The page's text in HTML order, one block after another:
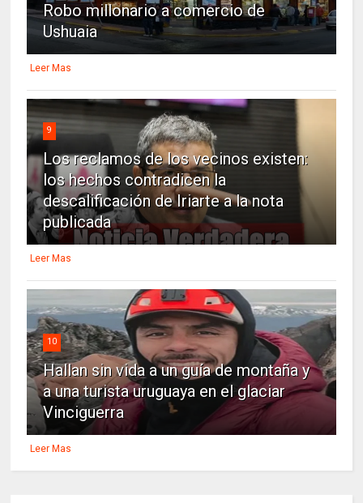
Robo millonario a comercio de
Ushuaia
Leer Mas
9
Los reclamos de los vecinos existen:
los hechos contradicen la
descalificación de Iriarte a la nota
publicada
Leer Mas
10
Hallan sin vida a un guía de montaña y
a una turista uruguaya en el glaciar
Vinciguerra
Leer Mas